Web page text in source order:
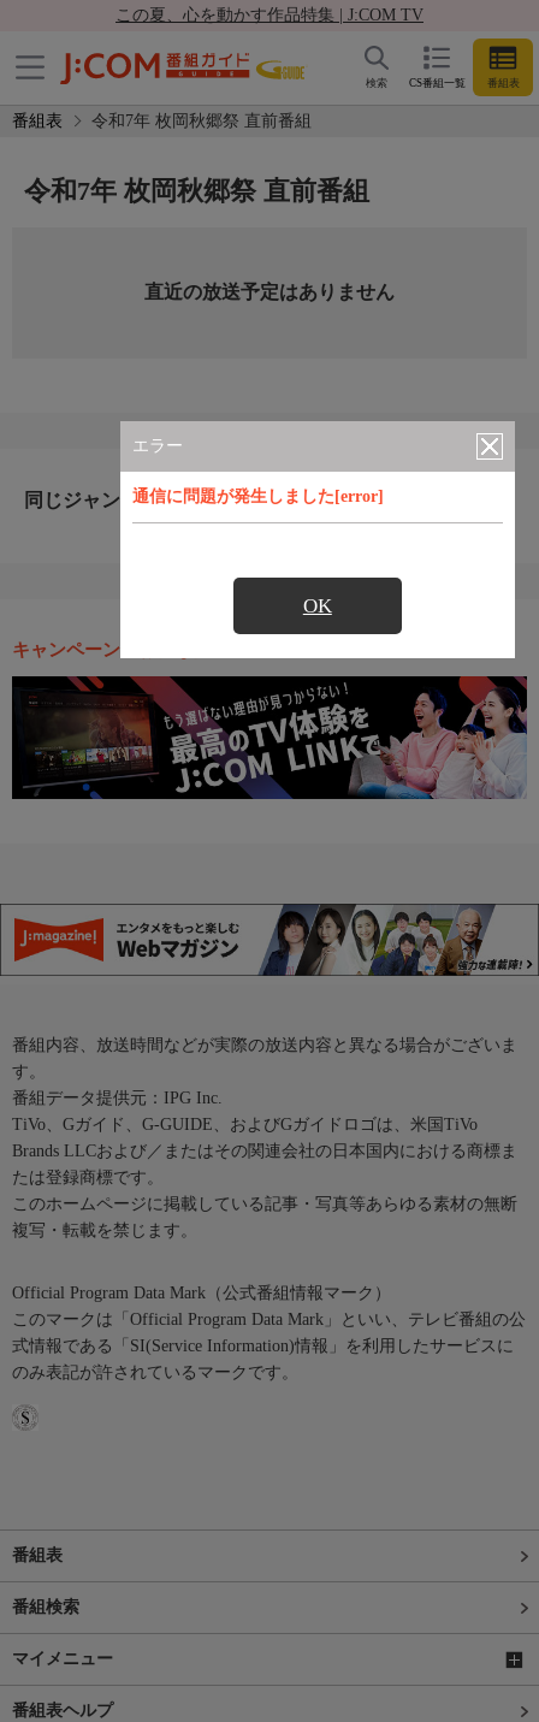
この夏、心を動かす作品特集 | J:COM TV
CS番組一覧 番組表
検索
番組表 令和7年 枚岡秋郷祭 直前番組
エラー
通信に問題が発生しました[error]
OK
令和7年 枚岡秋郷祭 直前番組
直近の放送予定はありません
同じジャンルのおすすめ番組
キャンペーン・お得な情報
番組内容、放送時間などが実際の放送内容と異なる場合がございま
す。
番組データ提供元：IPG Inc.
TiVo、Gガイド、G-GUIDE、およびGガイドロゴは、米国TiVo
Brands LLCおよび／またはその関連会社の日本国内における商標ま
たは登録商標です。
このホームページに掲載している記事・写真等あらゆる素材の無断
複写・転載を禁じます。
Official Program Data Mark（公式番組情報マーク）
このマークは「Official Program Data Mark」といい、テレビ番組の公
式情報である「SI(Service Information)情報」を利用したサービスに
のみ表記が許されているマークです。
番組表
番組検索
マイメニュー
番組表ヘルプ